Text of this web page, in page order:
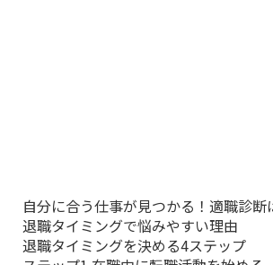
自分に合う仕事が見つかる！適職診
退職タイミングで悩みやすい理由
退職タイミングを決める4ステップ